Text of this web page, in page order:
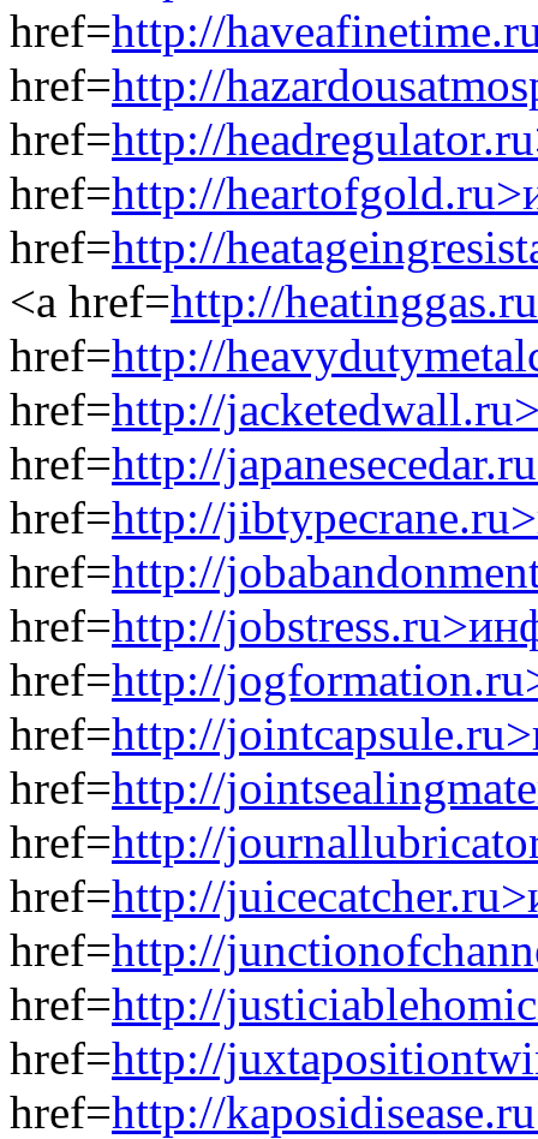
href=http://
href=http://
href=http://
href=http://
href=http://
<a href=http://
href=http://
href=http://
href=http://
href=http://
href=http://
href=http://
href=http://
href=http://
href=http://
href=http://
href=http://
href=http://
href=http://
href=http://
href=http://